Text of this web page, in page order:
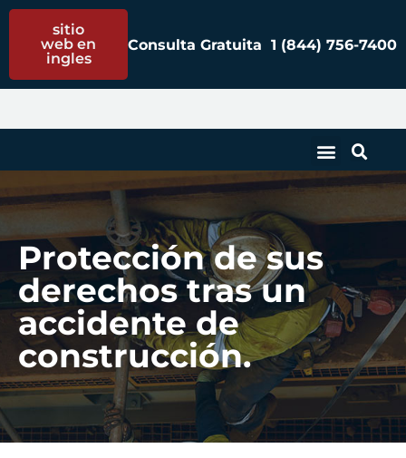
sitio
web en
ingles
Consulta Gratuita 1 (844) 756-7400
Protección de sus
derechos tras un
accidente de
construcción.